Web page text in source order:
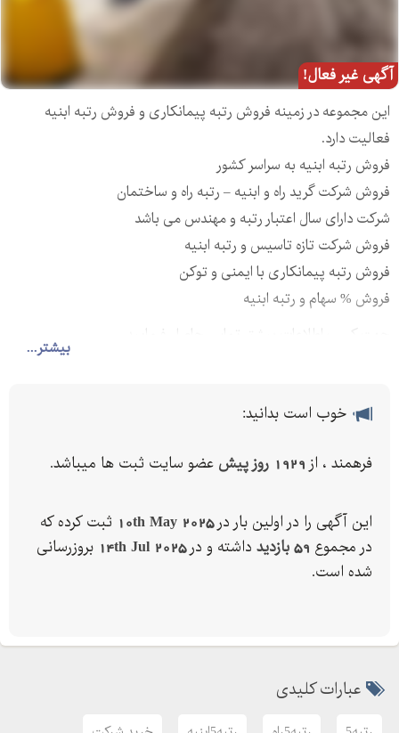
آگهی غیر فعال!
بیشتر...
این مجموعه در زمینه فروش رتبه پیمانکاری و فروش رتبه ابنیه
فعالیت دارد.
فروش رتبه ابنیه به سراسر کشور
فروش شرکت گرید راه و ابنیه – رتبه راه و ساختمان
شرکت دارای سال اعتبار رتبه و مهندس می باشد
فروش شرکت تازه تاسیس و رتبه ابنیه
فروش رتبه پیمانکاری با ایمنی و توکن
فروش % سهام و رتبه ابنیه
خوب است بدانید:
فرهمند ، از 1929 روز پیش عضو سایت ثبت ها میباشد.
این آگهی را در اولین بار در10th May 2025 ثبت کرده که
در مجموع 59 بازدید داشته و در14th Jul 2025 بروزرسانی
شده است.
عبارات کلیدی